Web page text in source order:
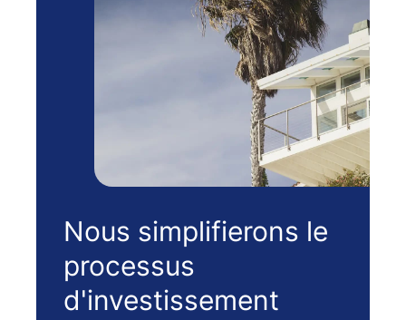
Nous simplifierons le
processus
d'investissement